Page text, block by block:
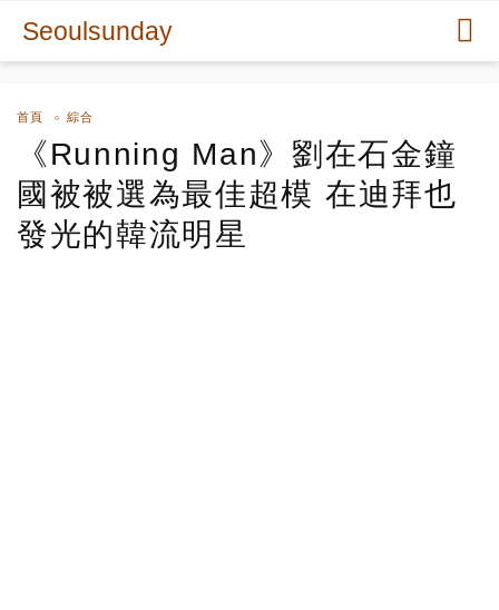
Seoulsunday
首頁 綜合
《Running Man》劉在石金鐘
國被被選為最佳超模 在迪拜也
發光的韓流明星